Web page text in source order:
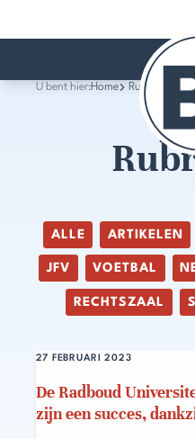
U bent hier:Home Rubrieken
ALLE ARTIKELEN
JFV VOETBAL
RECHTSZAAL
De Radboud
zijn een succes,
27 FEBRUARI 2023